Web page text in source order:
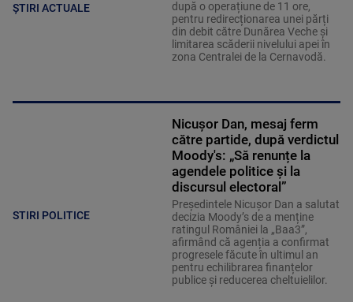
ȘTIRI ACTUALE
după o operațiune de 11 ore,
pentru redirecționarea unei părți
din debit către Dunărea Veche și
limitarea scăderii nivelului apei în
zona Centralei de la Cernavodă.
STIRI POLITICE
Nicușor Dan, mesaj ferm
către partide, după verdictul
Moody's: „Să renunțe la
agendele politice şi la
discursul electoral”
Președintele Nicușor Dan a salutat
decizia Moody’s de a menține
ratingul României la „Baa3”,
afirmând că agenția a confirmat
progresele făcute în ultimul an
pentru echilibrarea finanțelor
publice și reducerea cheltuielilor.